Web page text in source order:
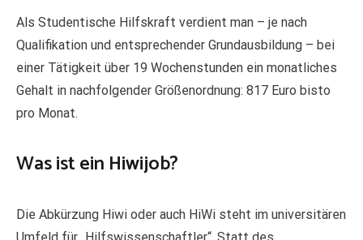
Als Studentische Hilfskraft verdient man – je nach
Qualifikation und entsprechender Grundausbildung – bei
einer Tätigkeit über 19 Wochenstunden ein monatliches
Gehalt in nachfolgender Größenordnung: 817 Euro bisto
pro Monat.
Was ist ein Hiwijob?
Die Abkürzung Hiwi oder auch HiWi steht im universitären
Umfeld für „Hilfswissenschaftler“. Statt des